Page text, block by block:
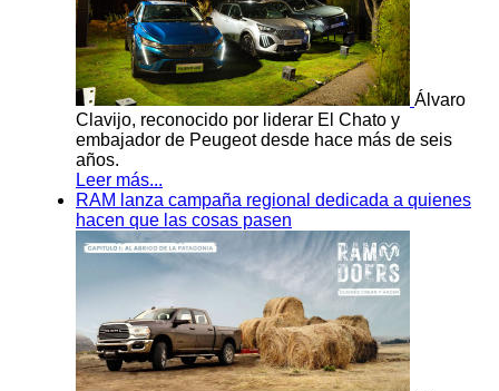
Álvaro
Clavijo, reconocido por liderar El Chato y
embajador de Peugeot desde hace más de seis
años.
Leer más...
RAM lanza campaña regional dedicada a quienes
hacen que las cosas pasen